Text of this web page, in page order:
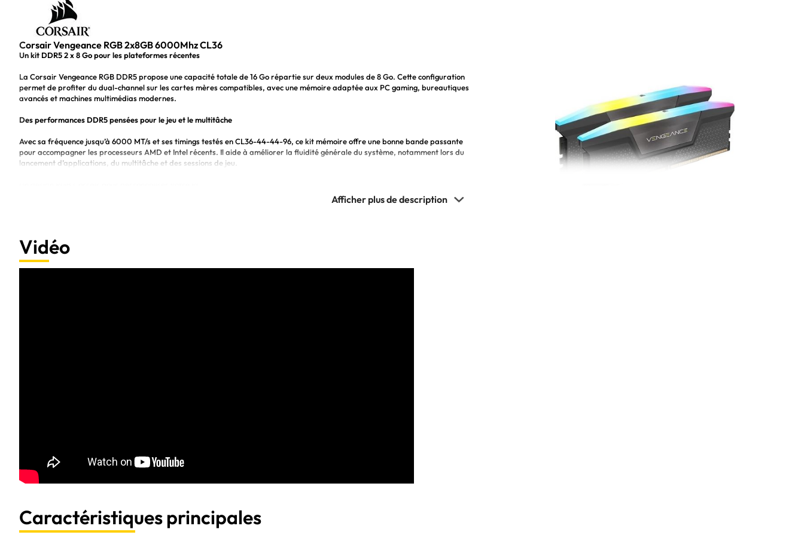
Corsair Vengeance RGB 2x8GB 6000Mhz CL36
Un kit DDR5 2 x 8 Go pour les plateformes récentes
La Corsair Vengeance RGB DDR5 propose une capacité totale de 16 Go répartie sur deux modules de 8 Go. Cette configuration
permet de profiter du dual-channel sur les cartes mères compatibles, avec une mémoire adaptée aux PC gaming, bureautiques
avancés et machines multimédias modernes.
Des performances DDR5 pensées pour le jeu et le multitâche
Avec sa fréquence jusqu’à 6000 MT/s et ses timings testés en CL36-44-44-96, ce kit mémoire offre une bonne bande passante
pour accompagner les processeurs AMD et Intel récents. Il aide à améliorer la fluidité générale du système, notamment lors du
lancement d’applications, du multitâche et des sessions de jeu.
Le dissipateur thermique en aluminium apporte une finition soignée et contribue à évacuer la chaleur des modules. L’éclairage RGB
Avantages :
Vidéo
Caractéristiques principales